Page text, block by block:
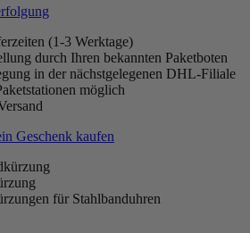
(1-3 Werktage)
durch Ihren bekannten Paketboten
in der nächstgelegenen DHL-Filiale
möglich
Geschenk kaufen
für Stahlbanduhren